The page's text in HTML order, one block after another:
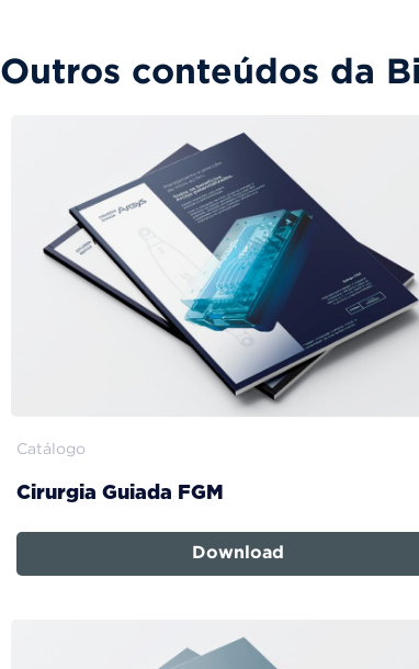
Outros conteúdos da
Catálogo
Cirurgia Guiada FGM
Download